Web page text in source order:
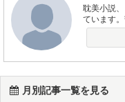
耽美小説
ています
月別記事一覧を見る